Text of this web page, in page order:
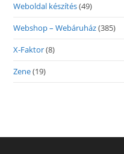
Weboldal készítés(49)
Webshop – Webáruház(385)
X-Faktor(8)
Zene(19)